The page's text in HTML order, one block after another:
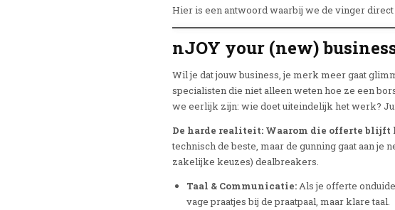
Hier is een antwoord waarbij we de vinger
nJOY your (new)
Wil je dat jouw business, je merk meer gaat
specialisten die niet alleen weten hoe ze een
we eerlijk zijn: wie doet uiteindelijk het werk?
De harde realiteit: Waarom die offerte blijft
technisch de beste, maar de gunning gaat aan je
zakelijke keuzes) dealbreakers.
Taal & Communicatie:Als je offerte
vage praatjes bij de praatpaal, maar klare taal.